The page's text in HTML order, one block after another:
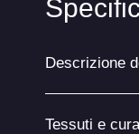
Descrizione
Tessuti e cura